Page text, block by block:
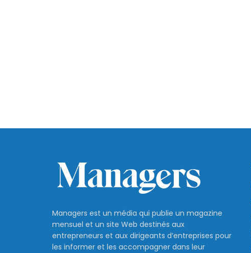
Managers est un média qui publie un magazine
mensuel et un site Web destinés aux
entrepreneurs et aux dirigeants d’entreprises pour
les informer et les accompagner dans leur